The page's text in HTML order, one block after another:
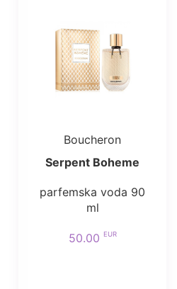
Boucheron
Serpent Boheme
parfemska voda 90
ml
50.00 EUR